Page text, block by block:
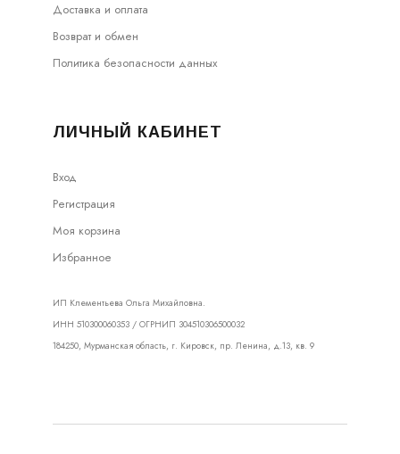
Доставка и оплата
Возврат и обмен
Политика безопасности данных
ЛИЧНЫЙ КАБИНЕТ
Вход
Регистрация
Моя корзина
Избранное
ИП Клементьева Ольга Михайловна.
ИНН 510300060353 / ОГРНИП 304510306500032
184250, Мурманская область, г. Кировск, пр. Ленина, д.13, кв. 9